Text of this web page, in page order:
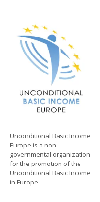
Unconditional Basic Income
Europe is a non-
governmental organization
for the promotion of the
Unconditional Basic Income
in Europe.